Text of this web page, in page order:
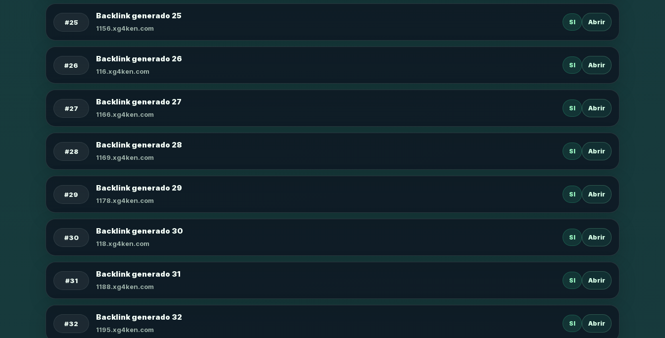
#25
Backlink generado 25
1156.xg4ken.com
SI Abrir
#26
Backlink generado 26
116.xg4ken.com
SI Abrir
#27
Backlink generado 27
1166.xg4ken.com
SI Abrir
#28
Backlink generado 28
1169.xg4ken.com
SI Abrir
#29
Backlink generado 29
1178.xg4ken.com
SI Abrir
#30
Backlink generado 30
118.xg4ken.com
SI Abrir
#31
Backlink generado 31
1188.xg4ken.com
SI Abrir
#32
Backlink generado 32
1195.xg4ken.com
SI Abrir